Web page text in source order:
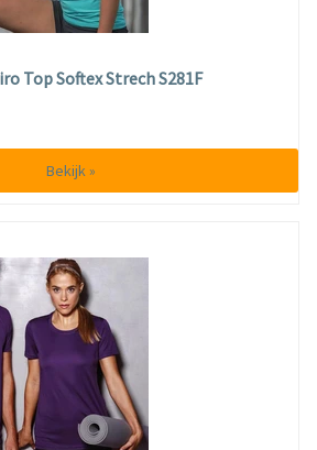
Top Softex Strech S281F
Bekijk »